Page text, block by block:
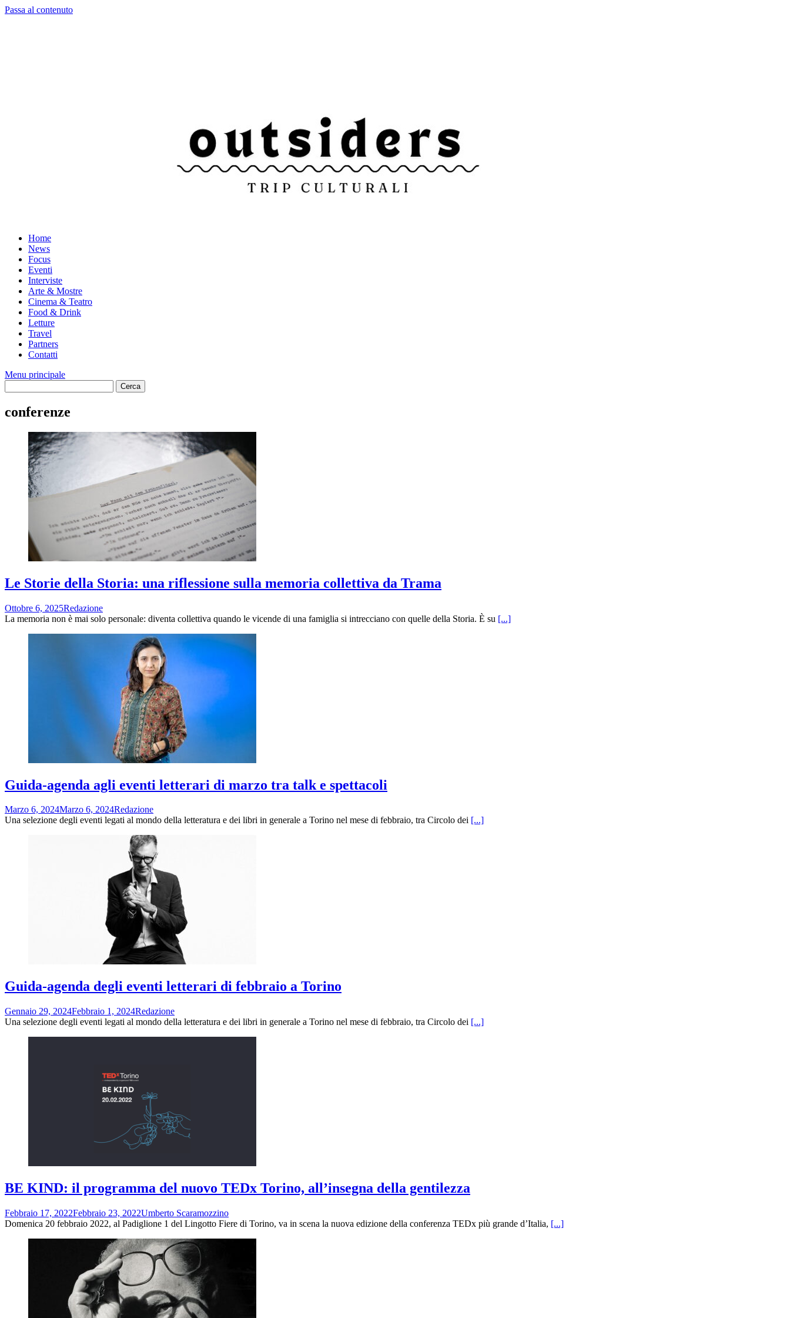
Passa al contenuto
Home
News
Focus
Eventi
Interviste
Arte & Mostre
Cinema & Teatro
Food & Drink
Letture
Travel
Partners
Contatti
Menu principale
conferenze
Le Storie della Storia: una riflessione sulla memoria collettiva da Trama
Ottobre 6, 2025Redazione
La memoria non è mai solo personale: diventa collettiva quando le vicende di una famiglia si intrecciano con quelle della Storia. È su [...]
Guida-agenda agli eventi letterari di marzo tra talk e spettacoli
Marzo 6, 2024Marzo 6, 2024Redazione
Una selezione degli eventi legati al mondo della letteratura e dei libri in generale a Torino nel mese di febbraio, tra Circolo dei [...]
Guida-agenda degli eventi letterari di febbraio a Torino
Gennaio 29, 2024Febbraio 1, 2024Redazione
Una selezione degli eventi legati al mondo della letteratura e dei libri in generale a Torino nel mese di febbraio, tra Circolo dei [...]
BE KIND: il programma del nuovo TEDx Torino, all’insegna della gentilezza
Febbraio 17, 2022Febbraio 23, 2022Umberto Scaramozzino
Domenica 20 febbraio 2022, al Padiglione 1 del Lingotto Fiere di Torino, va in scena la nuova edizione della conferenza TEDx più grande d’Italia, [...]